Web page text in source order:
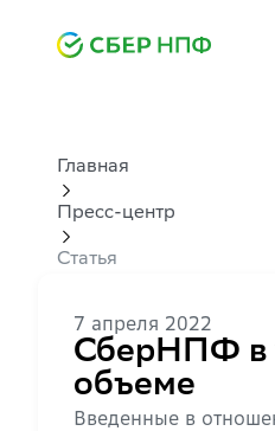
Главная
Пресс-центр
Статья
7 апреля 2022
СберНПФ в
объеме
Введенные в